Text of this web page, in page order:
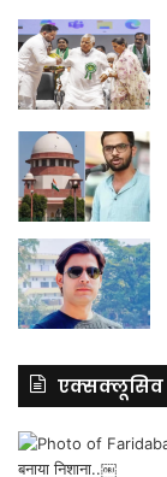
एक्सक्लूसिव